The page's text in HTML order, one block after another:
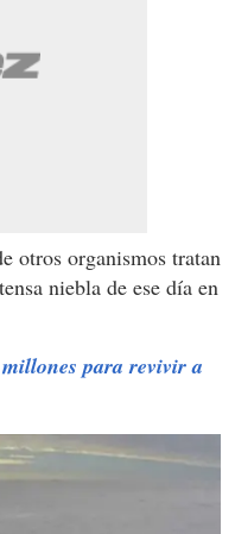
otros organismos tratan
niebla de ese día en
para revivir a